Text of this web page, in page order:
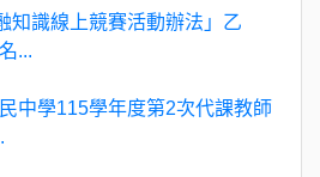
知識線上競賽活動辦法」乙
...
中學115學年度第2次代課教師